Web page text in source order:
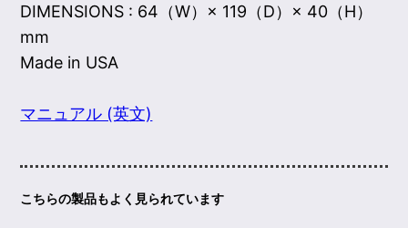
DIMENSIONS : 64（W）× 119（D）× 40（H）
mm
Made in USA
マニュアル (英文)
こちらの製品もよく見られています